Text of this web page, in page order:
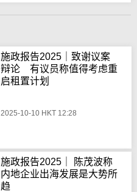
施政报告2025｜致谢议案
辩论 有议员称值得考虑重
启租置计划
2025-10-10 HKT 12:28
施政报告2025｜ 陈茂波称
内地企业出海发展是大势所
趋